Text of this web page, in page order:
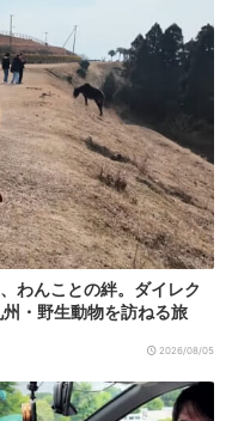
わんことの絆。ダイレク
・野生動物を訪ねる旅
2026/08/05